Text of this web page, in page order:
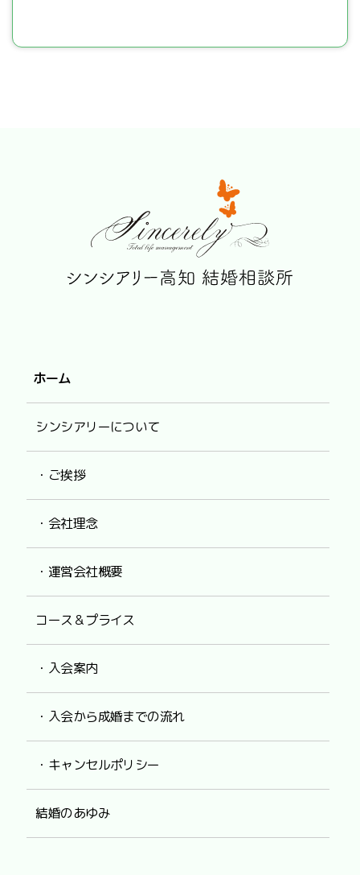
ホーム
シンシアリーについて
・ご挨拶
・会社理念
・運営会社概要
コース＆プライス
・入会案内
・入会から成婚までの流れ
・キャンセルポリシー
結婚のあゆみ